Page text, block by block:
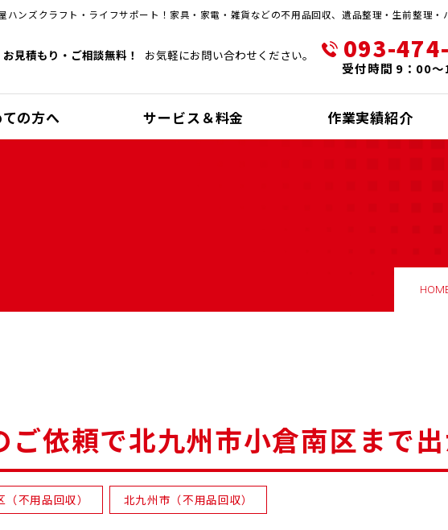
クラフト・ライフサポート！家具・家電・雑貨などの不用品回収、遺品整理・生前整理・ハ
お見積もり・ご相談無料！ お気軽にお問い合わせください。 093-
受付時間 9：00
の方へ サービス＆料金 作業実績紹介
ご依頼で北九州市小倉南区まで出
（不用品回収） 北九州市（不用品回収）